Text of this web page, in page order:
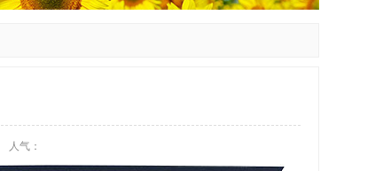
人气：